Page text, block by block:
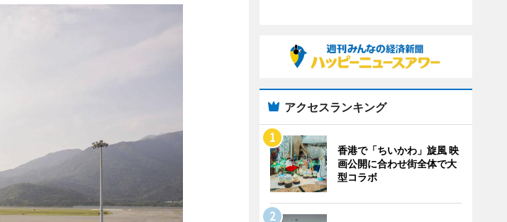
アクセスランキング
香港で「ちいかわ」旋風 映
画公開に合わせ街全体で大
型コラボ